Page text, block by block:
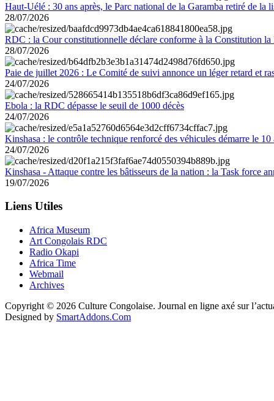
Haut-Uélé : 30 ans après, le Parc national de la Garamba retiré de la
28/07/2026
RDC : la Cour constitutionnelle déclare conforme à la Constitution la
28/07/2026
Paie de juillet 2026 : Le Comité de suivi annonce un léger retard et
24/07/2026
Ebola : la RDC dépasse le seuil de 1000 décès
24/07/2026
Kinshasa : le contrôle technique renforcé des véhicules démarre le 10
24/07/2026
Kinshasa - Attaque contre les bâtisseurs de la nation : la Task force
19/07/2026
Liens Utiles
Africa Museum
Art Congolais RDC
Radio Okapi
Africa Time
Webmail
Archives
Copyright © 2026 Culture Congolaise. Journal en ligne axé sur
Designed by SmartAddons.Com